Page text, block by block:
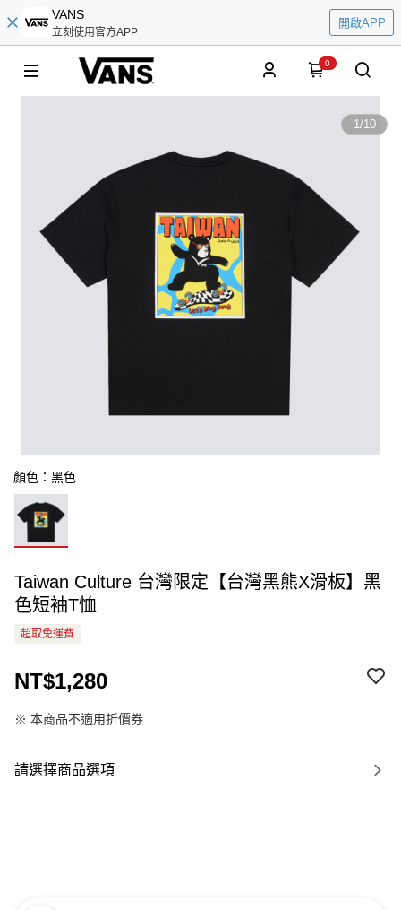
VANS
立刻使用官方APP
開啟APP
0
1/10
顏色：黑色
Taiwan Culture 台灣限定【台灣黑熊X滑板】黑
色短袖T恤
超取免運費
NT$1,280
※ 本商品不適用折價券
請選擇商品選項